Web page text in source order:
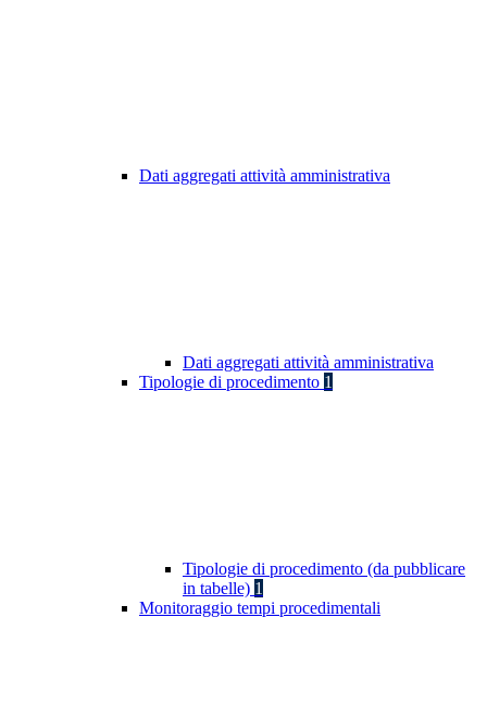
Dati aggregati attività amministrativa
Dati aggregati attività amministrativa
Tipologie di procedimento 1
Tipologie di procedimento (da pubblicare
in tabelle) 1
Monitoraggio tempi procedimentali